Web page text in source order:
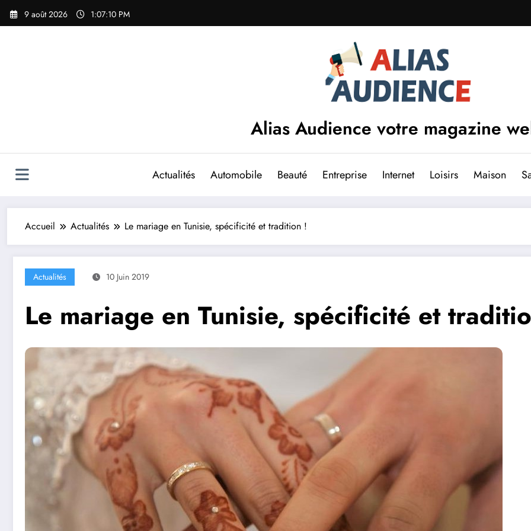
Aller
9 août 2026 1:07:11 PM
Alias Audience votre magazine
Actualités Automobile Beauté Entreprise Internet Loisirs Maison
Accueil Actualités Le mariage en Tunisie, spécificité et tradition !
Actualités 10 Juin 2019
Le mariage en Tunisie, spécificité et